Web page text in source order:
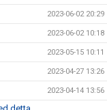
2023-06-02 20:29
2023-06-02 10:18
2023-05-15 10:11
2023-04-27 13:26
2023-04-14 13:56